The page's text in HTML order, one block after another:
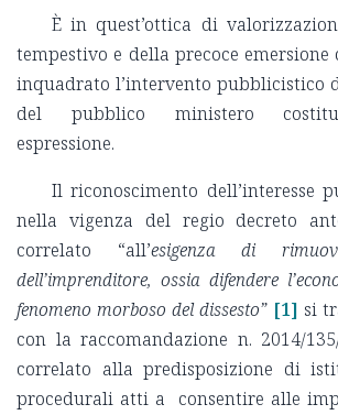
È in quest’ottica di
tempestivo e della precoce
inquadrato l’intervento pubblicistico
del pubblico ministero
espressione.
Il riconoscimento dell’interesse
nella vigenza del regio decreto
correlato “all’esigenza di
dell’imprenditore, ossia difendere
fenomeno morboso del dissesto” [1] si
con la raccomandazione n. 2014/
correlato alla predisposizione di
procedurali atti a consentire alle